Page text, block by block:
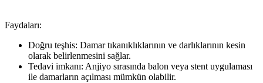
Faydaları:
Doğru teşhis: Damar tıkanıklıklarının ve darlıklarının kesin
olarak belirlenmesini sağlar.
Tedavi imkanı: Anjiyo sırasında balon veya stent uygulaması
ile damarların açılması mümkün olabilir.